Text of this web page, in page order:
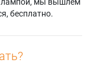
Samsung
PT61DL34X/SMS
бесплатно.